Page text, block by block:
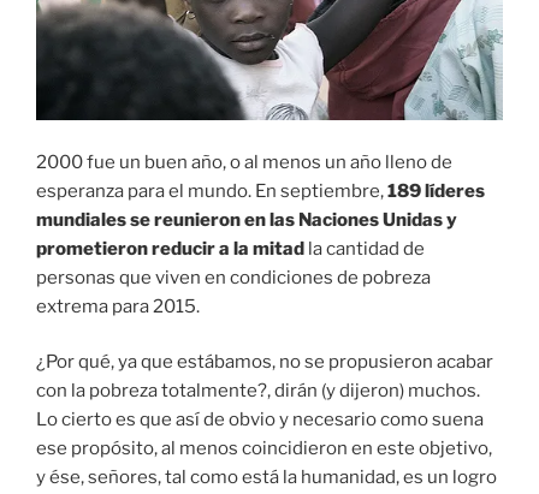
2000 fue un buen año, o al menos un año lleno de
esperanza para el mundo. En septiembre,189 líderes
mundiales se reunieron en las Naciones Unidas y
prometieron reducir a la mitad la cantidad de
personas que viven en condiciones de pobreza
extrema para 2015.
¿Por qué, ya que estábamos, no se propusieron acabar
con la pobreza totalmente?, dirán (y dijeron) muchos.
Lo cierto es que así de obvio y necesario como suena
ese propósito, al menos coincidieron en este objetivo,
y ése, señores, tal como está la humanidad, es un logro